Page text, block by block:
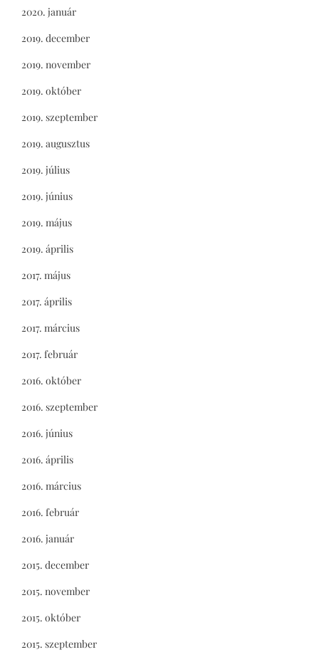
2020. január
2019. december
2019. november
2019. október
2019. szeptember
2019. augusztus
2019. július
2019. június
2019. május
2019. április
2017. május
2017. április
2017. március
2017. február
2016. október
2016. szeptember
2016. június
2016. április
2016. március
2016. február
2016. január
2015. december
2015. november
2015. október
2015. szeptember